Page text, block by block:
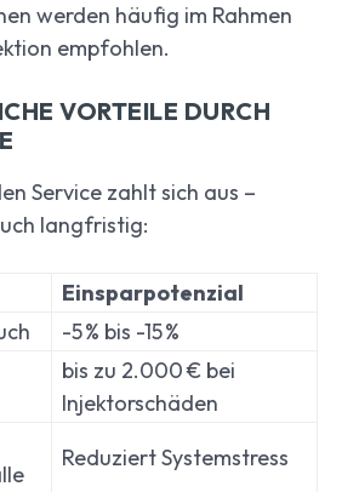
werden häufig im Rahmen
empfohlen.
VORTEILE DURCH
Service zahlt sich aus –
langfristig:
Einsparpotenzial
-5 % bis -15 %
bis zu 2.000 € bei
Injektorschäden
Reduziert Systemstress